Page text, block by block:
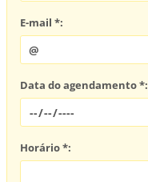
E-mail *:
Data do agendamento *:
Horário *: